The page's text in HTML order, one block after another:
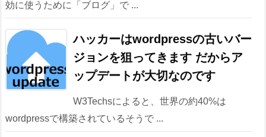
効に使うために「ブログ」で ...
ハッカーはwordpressの古いバー
ジョンを狙ってきます だからア
ップデートが大切なのです
W3Techsによると、世界の約40%は
wordpressで構築されているそうで ...